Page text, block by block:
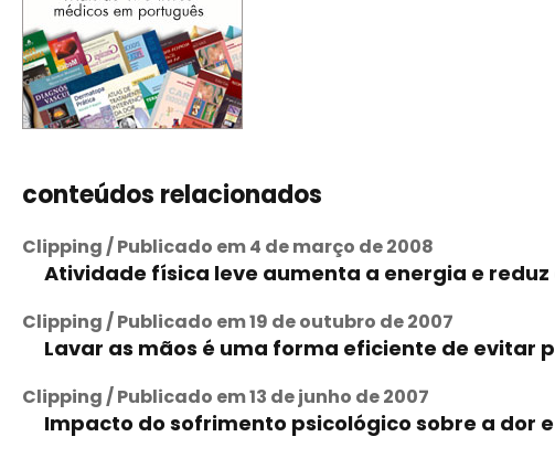
conteúdos relacionados
Clipping / Publicado em 4 de março de 2008
Atividade física leve aumenta a energia e
Clipping / Publicado em 19 de outubro de 2007
Lavar as mãos é uma forma eficiente de evitar
Clipping / Publicado em 13 de junho de 2007
Impacto do sofrimento psicológico sobre a dor